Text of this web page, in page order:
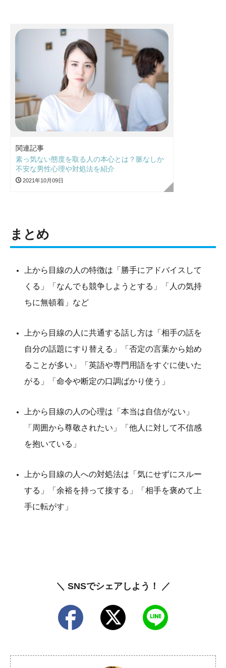
関連記事
素っ気ない態度を取る人の本心とは？脈なしか
不安な男性心理や対処法を紹介
2021年10月09日
まとめ
上から目線の人の特徴は「勝手にアドバイスして
くる」「なんでも競争しようとする」「人の気持
ちに無頓着」など
上から目線の人に共通する話し方は「相手の話を
自分の話題にすり替える」「否定の言葉から始め
ることが多い」「英語や専門用語をすぐに使いた
がる」「命令や断定の口調ばかり使う」
上から目線の人の心理は「本当は自信がない」
「周囲から尊敬されたい」「他人に対して不信感
を抱いている」
上から目線の人への対処法は「気にせずにスルー
する」「余裕を持って接する」「相手を褒めて上
手に転がす」
＼ SNSでシェアしよう！ ／